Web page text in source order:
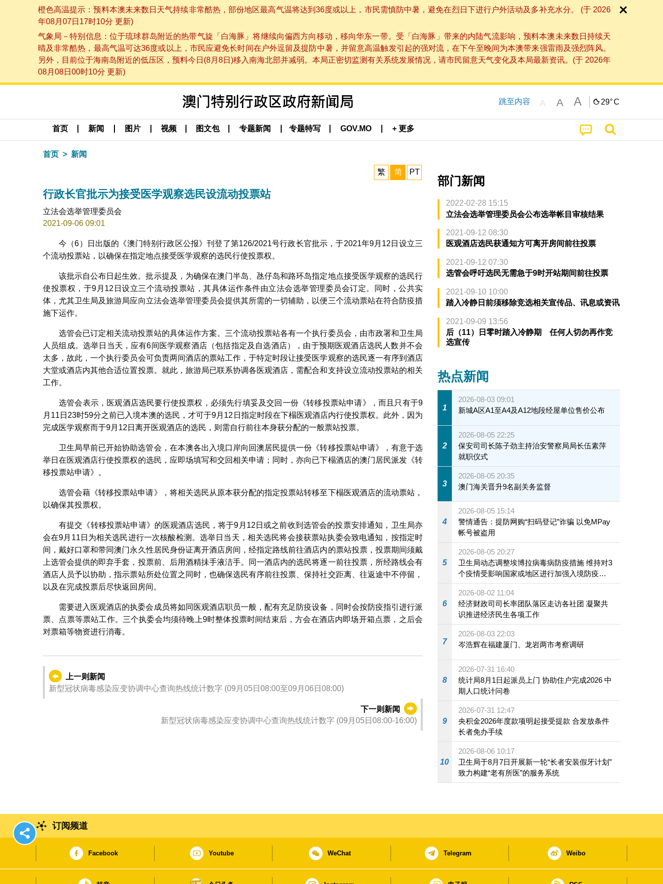
橙色高温提示：预料本澳未来数日天气持续非常酷热，部份地区最高气温将达到36度或以上，市民需慎防中暑，避免在烈日下进行户外活动及多补充水分。 (于 2026
年08月07日17时10分 更新)
气象局－特别信息：位于琉球群岛附近的热带气旋「白海豚」将继续向偏西方向移动，移向华东一带。受「白海豚」带来的内陆气流影响，预料本澳未来数日持续天
晴及非常酷热，最高气温可达36度或以上，市民应避免长时间在户外逗留及提防中暑，并留意高温触发引起的强对流，在下午至晚间为本澳带来强雷雨及强烈阵风。
另外，目前位于海南岛附近的低压区，预料今日(8月8日)移入南海北部并减弱。本局正密切监测有关系统发展情况，请市民留意天气变化及本局最新资讯。(于 2026年
08月08日00时10分 更新)
跳至内容 A A A 29°C
首页 新闻 图片 视频 图文包 专题新闻 专题特写 GOV.MO + 更多
首页 新闻
繁 简 PT
行政长官批示为接受医学观察选民设流动投票站
立法会选举管理委员会
2021-09-06 09:01
今（6）日出版的《澳门特别行政区公报》刊登了第126/2021号行政长官批示，于2021年9月12日设立三
个流动投票站，以确保在指定地点接受医学观察的选民行使投票权。
该批示自公布日起生效。批示提及，为确保在澳门半岛、氹仔岛和路环岛指定地点接受医学观察的选民行
使投票权，于9月12日设立三个流动投票站，其具体运作条件由立法会选举管理委员会订定。同时，公共实
体，尤其卫生局及旅游局应向立法会选举管理委员会提供其所需的一切辅助，以便三个流动票站在符合防疫措
施下运作。
选管会已订定相关流动投票站的具体运作方案。三个流动投票站各有一个执行委员会，由市政署和卫生局
人员组成。选举日当天，应有6间医学观察酒店（包括指定及自选酒店），由于预期医观酒店选民人数并不会
太多，故此，一个执行委员会可负责两间酒店的票站工作，于特定时段让接受医学观察的选民逐一有序到酒店
大堂或酒店内其他合适位置投票。就此，旅游局已联系协调各医观酒店，需配合和支持设立流动投票站的相关
工作。
选管会表示，医观酒店选民要行使投票权，必须先行填妥及交回一份《转移投票站申请》，而且只有于9
月11日23时59分之前已入境本澳的选民，才可于9月12日指定时段在下榻医观酒店内行使投票权。此外，因为
完成医学观察而于9月12日离开医观酒店的选民，则需自行前往本身获分配的一般票站投票。
卫生局早前已开始协助选管会，在本澳各出入境口岸向回澳居民提供一份《转移投票站申请》，有意于选
举日在医观酒店行使投票权的选民，应即场填写和交回相关申请；同时，亦向已下榻酒店的澳门居民派发《转
移投票站申请》。
选管会藉《转移投票站申请》，将相关选民从原本获分配的指定投票站转移至下榻医观酒店的流动票站，
以确保其投票权。
有提交《转移投票站申请》的医观酒店选民，将于9月12日或之前收到选管会的投票安排通知，卫生局亦
会在9月11日为相关选民进行一次核酸检测。选举日当天，相关选民将会接获票站执委会致电通知，按指定时
间，戴好口罩和带同澳门永久性居民身份证离开酒店房间，经指定路线前往酒店内的票站投票，投票期间须戴
上选管会提供的即弃手套，投票前、后用酒精抺手液洁手。同一酒店内的选民将逐一前往投票，所经路线会有
酒店人员予以协助，指示票站所处位置之同时，也确保选民有序前往投票、保持社交距离、往返途中不停留，
以及在完成投票后尽快返回房间。
需要进入医观酒店的执委会成员将如同医观酒店职员一般，配有充足防疫设备，同时会按防疫指引进行派
票、点票等票站工作。三个执委会均须待晚上9时整体投票时间结束后，方会在酒店内即场开箱点票，之后会
对票箱等物资进行消毒。
上一则新闻
新型冠状病毒感染应变协调中心查询热线统计数字 (09月05日08:00至09月06日08:00)
下一则新闻
新型冠状病毒感染应变协调中心查询热线统计数字 (09月05日08:00-16:00)
部门新闻
2022-02-28 15:15
立法会选举管理委员会公布选举帐目审核结果
2021-09-12 08:30
医观酒店选民获通知方可离开房间前往投票
2021-09-12 07:30
选管会呼吁选民无需急于9时开站期间前往投票
2021-09-10 10:00
踏入冷静日前须移除竞选相关宣传品、讯息或资讯
2021-09-09 13:56
后（11）日零时踏入冷静期 任何人切勿再作竞
选宣传
热点新闻
1
2026-08-03 09:01
新城A区A1至A4及A12地段经屋单位售价公布
2
2026-08-05 22:25
保安司司长陈子劲主持治安警察局局长伍素萍
就职仪式
3
2026-08-05 20:35
澳门海关晋升9名副关务监督
4
2026-08-05 15:14
警情通告：提防网购“扫码登记”诈骗 以免MPay
帐号被盗用
5
2026-08-05 20:27
卫生局动态调整埃博拉病毒病防疫措施 维持对3
个疫情受影响国家或地区进行加强入境防疫措
施
6
2026-08-02 11:04
经济财政司司长率团队落区走访各社团 凝聚共
识推进经济民生各项工作
7
2026-08-03 22:03
岑浩辉在福建厦门、龙岩两市考察调研
8
2026-07-31 16:40
统计局8月1日起派员上门 协助住户完成2026 中
期人口统计问卷
9
2026-07-31 12:47
央积金2026年度款项明起接受提款 合发放条件
长者免办手续
10
2026-08-06 10:17
卫生局于8月7日开展新一轮“长者安装假牙计划”
致力构建“老有所医”的服务系统
订阅频道
Facebook Youtube WeChat Telegram Weibo